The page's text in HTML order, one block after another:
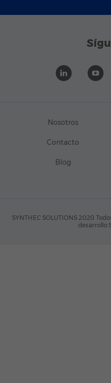
Nosotros
Contacto
Blog
SYNTHEC SOLUTIONS 2020
desarrollo